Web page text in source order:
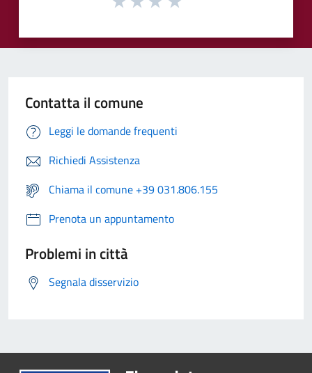
Contatta il comune
Leggi le domande frequenti
Richiedi Assistenza
Chiama il comune +39 031.806.155
Prenota un appuntamento
Problemi in città
Segnala disservizio